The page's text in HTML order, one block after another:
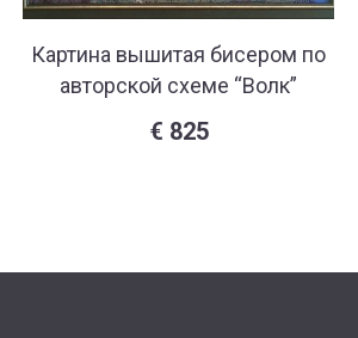
Картина вышитая бисером по
авторской схеме “Волк”
€ 825